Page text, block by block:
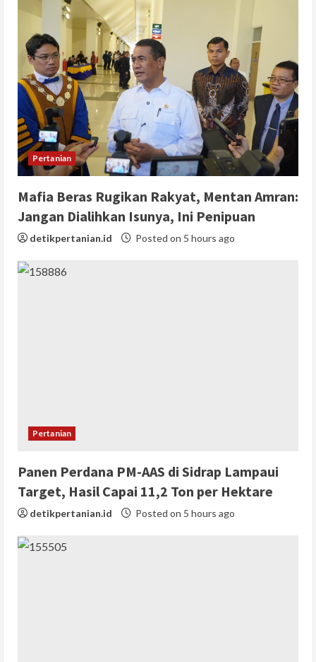
Pertanian
Mafia Beras Rugikan Rakyat, Mentan Amran:
Jangan Dialihkan Isunya, Ini Penipuan
detikpertanian.id Posted on 5 hours ago
Pertanian
Panen Perdana PM-AAS di Sidrap Lampaui
Target, Hasil Capai 11,2 Ton per Hektare
detikpertanian.id Posted on 5 hours ago